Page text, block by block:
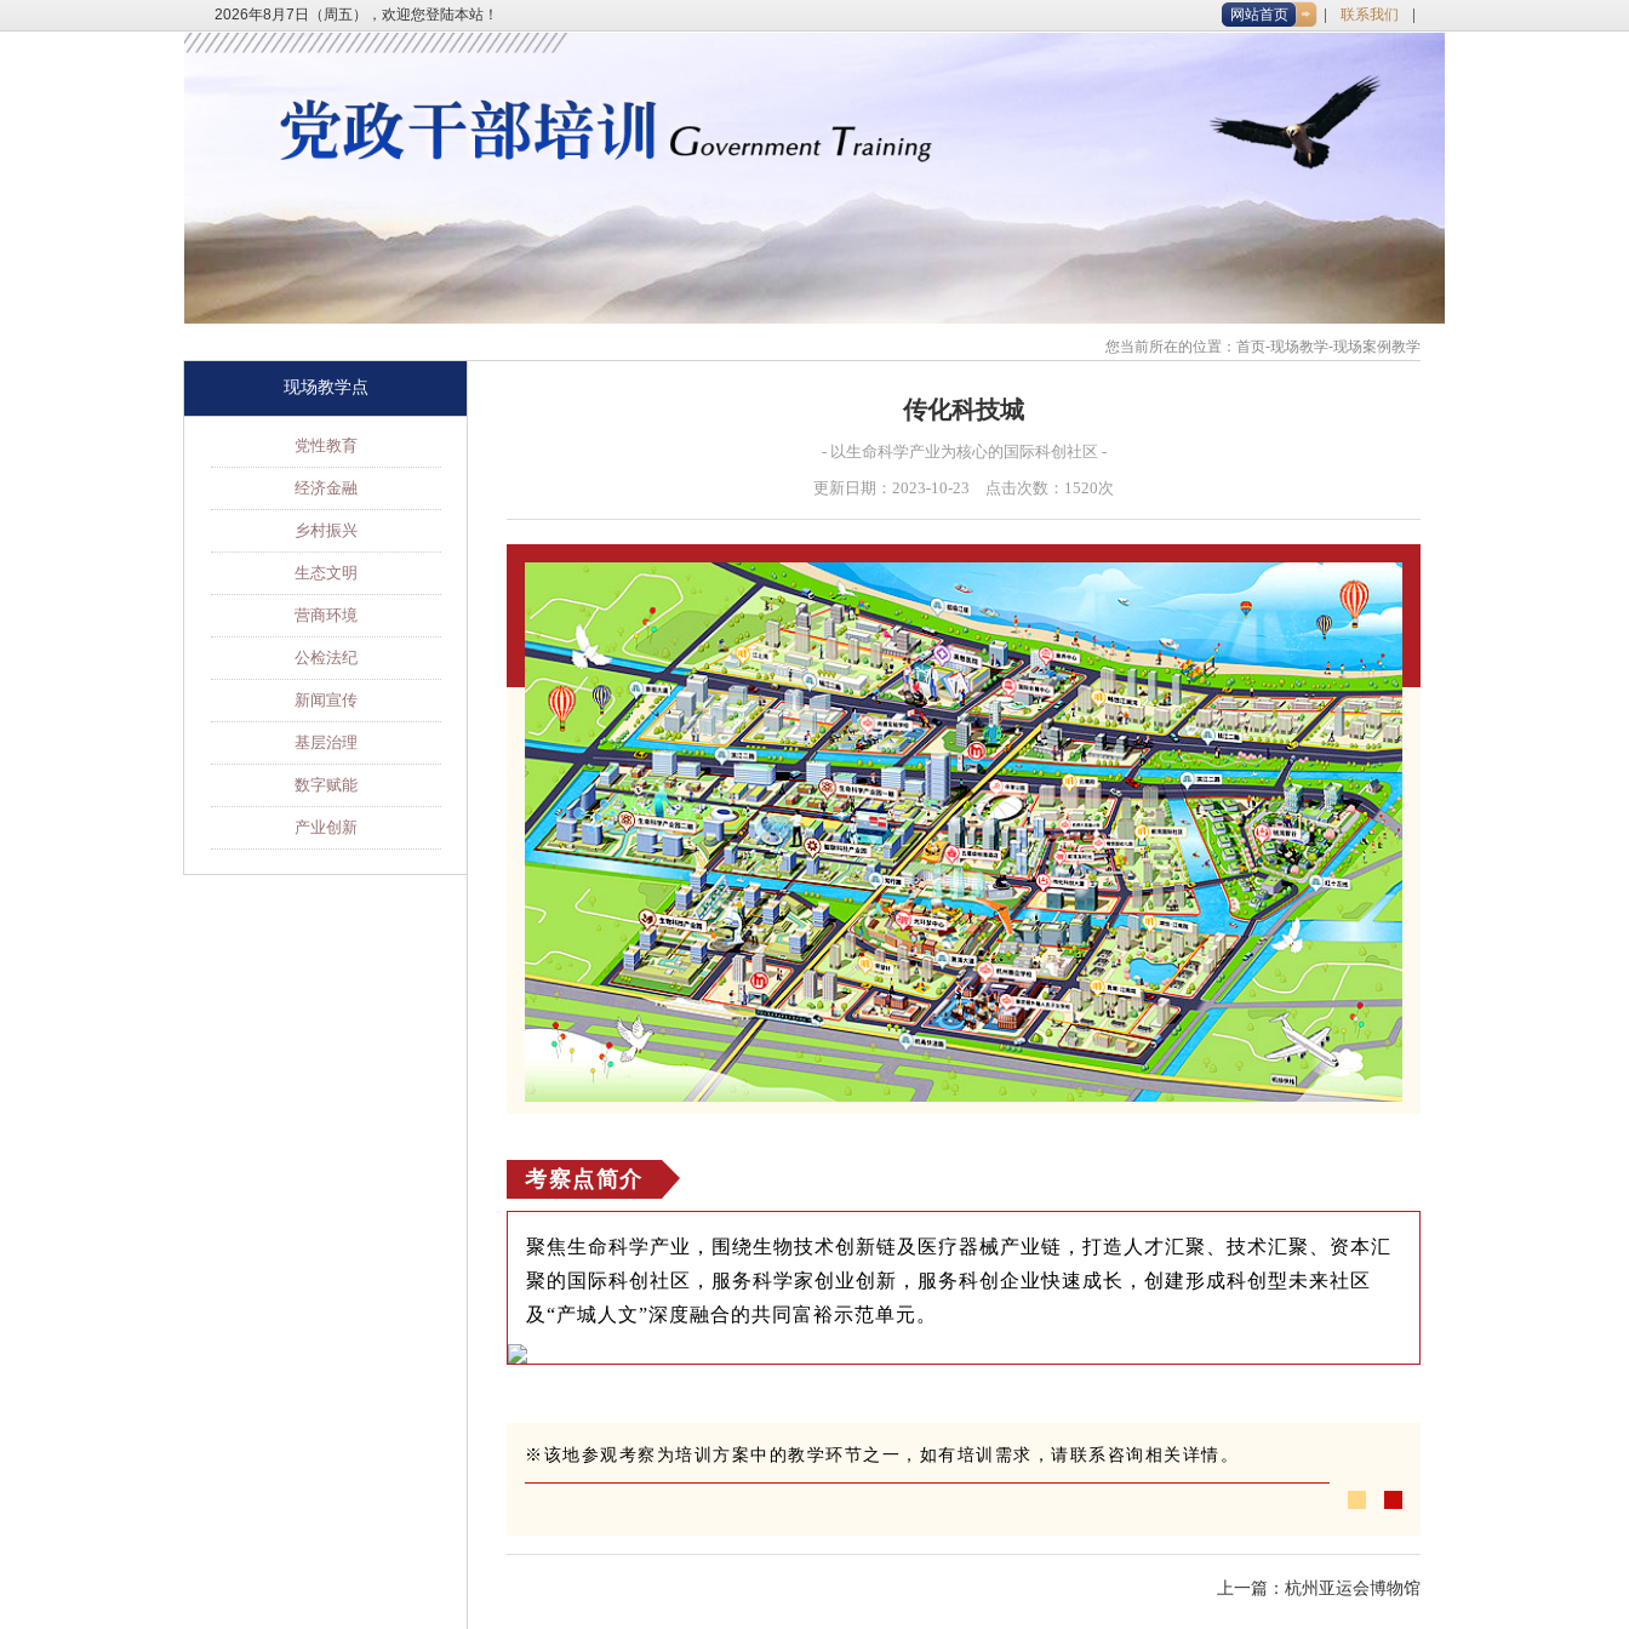
网站首页 联系我们
2026年8月7日（周五），欢迎您登陆本站！
您当前所在的位置： 首页-现场教学-现场案例教学
现场教学点
党性教育
经济金融
乡村振兴
生态文明
营商环境
公检法纪
新闻宣传
基层治理
数字赋能
产业创新
传化科技城
- 以生命科学产业为核心的国际科创社区 -
更新日期：2023-10-23 点击次数：1520次
考察点简介
聚焦生命科学产业，围绕生物技术创新链及医疗器械产业链，打造人才汇聚、技术汇聚、资本汇
聚的国际科创社区，服务科学家创业创新，服务科创企业快速成长，创建形成科创型未来社区
及“产城人文”深度融合的共同富裕示范单元。
※该地参观考察为培训方案中的教学环节之一，如有培训需求，请联系咨询相关详情。
上一篇： 杭州亚运会博物馆